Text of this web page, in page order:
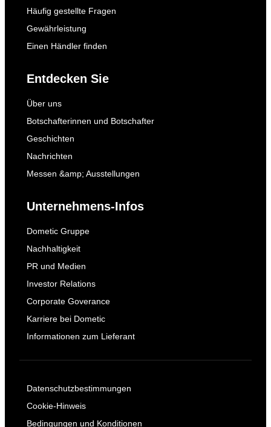
Häufig gestellte Fragen
Gewährleistung
Einen Händler finden
Entdecken Sie
Über uns
Botschafterinnen und Botschafter
Geschichten
Nachrichten
Messen &amp; Ausstellungen
Unternehmens-Infos
Dometic Gruppe
Nachhaltigkeit
PR und Medien
Investor Relations
Corporate Goverance
Karriere bei Dometic
Informationen zum Lieferant
Datenschutzbestimmungen
Cookie-Hinweis
Bedingungen und Konditionen